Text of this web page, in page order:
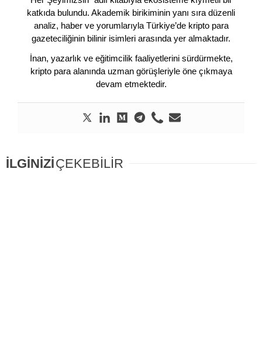
katkıda bulundu. Akademik birikiminin yanı sıra düzenli
analiz, haber ve yorumlarıyla Türkiye’de kripto para
gazeteciliğinin bilinir isimleri arasında yer almaktadır.
İnan, yazarlık ve eğitimcilik faaliyetlerini sürdürmekte,
kripto para alanında uzman görüşleriyle öne çıkmaya
devam etmektedir.
İLGİNİZİÇEKEBİLİR